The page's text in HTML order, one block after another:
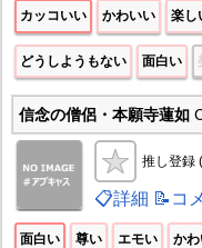
カッコいい かわいい 楽し
どうしようもない 面白い
信念の僧侶・本願寺蓮如
推し登録 (
📋詳細 📝コ
面白い 尊い エモい か